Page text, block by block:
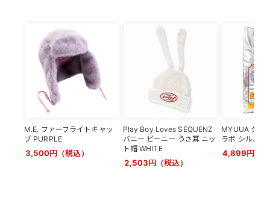
M.E. ファーフライトキャッ
プ PURPLE
3,500円（税込）
Play Boy Loves SEQUENZ
バニー ビーニー うさ耳 ニッ
ト帽 WHITE
2,503円（税込）
MYUUA タイ
ラボ シルバー
4,899円（